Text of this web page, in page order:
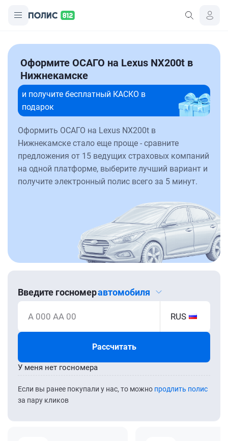
Оформите ОСАГО на Lexus NX200t в
Нижнекамске
и получите бесплатный КАСКО в
подарок
Оформить ОСАГО на Lexus NX200t в
Нижнекамске стало еще проще - сравните
предложения от 15 ведущих страховых компаний
на одной платформе, выберите лучший вариант и
получите электронный полис всего за 5 минут.
Введите госномеравтомобиля
А 000 АА 00 RUS
Рассчитать
Если вы ранее покупали у нас, то можно продлить полис
за пару кликов
У меня нет госномера